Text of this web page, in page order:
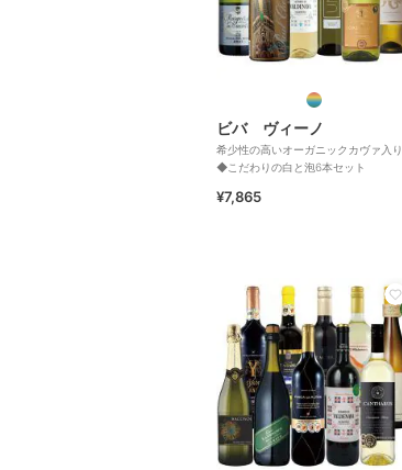
ビバ ヴィーノ
希少性の高いオーガニックカヴァ入り
◆こだわりの白と泡6本セット
¥7,865